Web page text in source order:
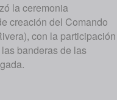
la ceremonia
creación del Comando
con la participación
banderas de las